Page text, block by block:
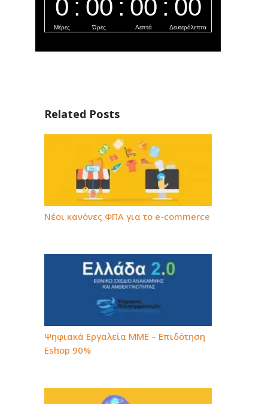
Related Posts
Νέοι κανόνες ΦΠΑ για το e-commerce
Ψηφιακά Εργαλεία ΜΜΕ – Επιδότηση
Eshop 90%